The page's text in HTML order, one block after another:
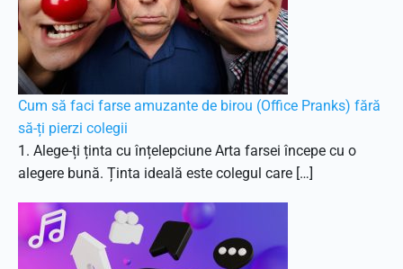
Cum să faci farse amuzante de birou (Office Pranks) fără
să-ți pierzi colegii
1. Alege-ți ținta cu înțelepciune Arta farsei începe cu o
alegere bună. Ținta ideală este colegul care […]